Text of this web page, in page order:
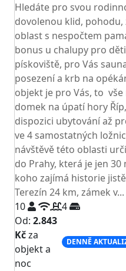
Hledáte pro svou
dovolenou klid, pohodu,
oblast s nespočtem
bonus u chalupy pro
pískoviště, pro Vás
posezení a krb na
objekt je pro Vás, to vše
domek na úpatí hory
dispozici ubytování až
ve 4 samostatných
návštěvě této oblasti
do Prahy, která je jen 30
koho zajímá historie
Terezín 24 km, zámek v...
10
4
Od: 2.843
Kčza
objekt a
noc
DENNĚ